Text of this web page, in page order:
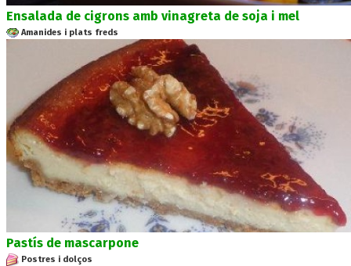
Ensalada de cigrons amb vinagreta de soja i mel
Amanides i plats freds
Pastís de mascarpone
Postres i dolços